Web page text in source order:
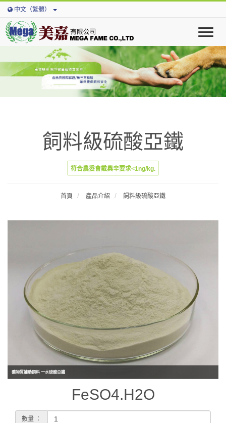
中文（繁體）
T
o
g
g
l
e
n
飼料級硫酸亞鐵
符合農委會戴奧辛要求<1ng/kg.
首頁 產品介紹 飼料級硫酸亞鐵
礦物質補助飼料 一水硫酸亞鐵
FeSO4.H2O
數量 ：